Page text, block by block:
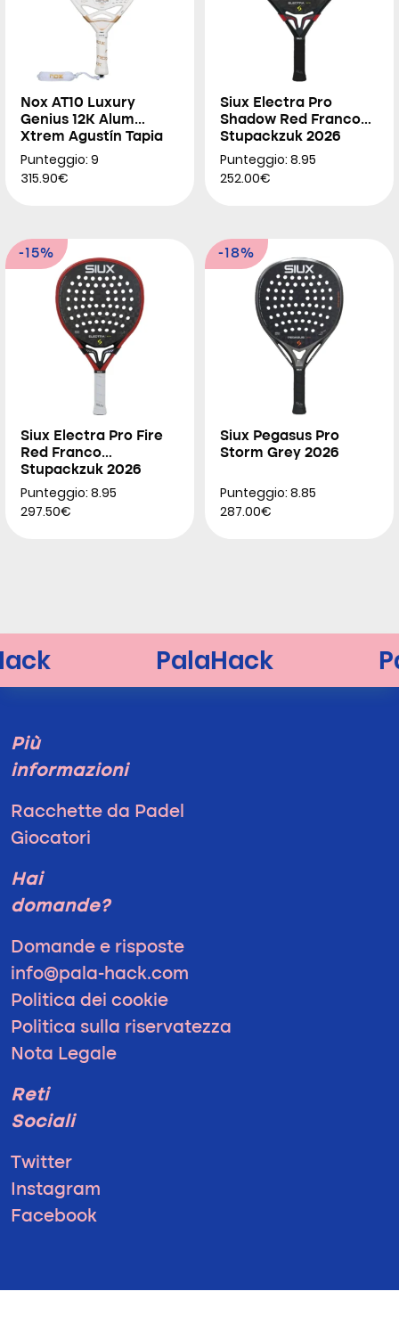
Nox AT10 Luxury
Genius 12K Alum
Xtrem Agustín Tapia
2026
Punteggio: 9
315.90€
Siux Electra Pro
Shadow Red Franco
Stupackzuk 2026
Punteggio: 8.95
252.00€
-15%
Siux Electra Pro Fire
Red Franco
Stupackzuk 2026
Punteggio: 8.95
297.50€
-18%
Siux Pegasus Pro
Storm Grey 2026
Punteggio: 8.85
287.00€
Più
informazioni
Racchette da Padel
Giocatori
Hai
domande?
Domande e risposte
info@pala-hack.com
Politica dei cookie
Politica sulla riservatezza
Nota Legale
Reti
Sociali
Twitter
Instagram
Facebook